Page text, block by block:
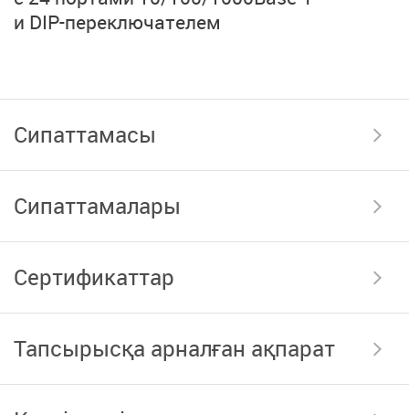
и DIP-переключателем
Сипаттамасы
Сипаттамалары
Сертификаттар
Тапсырысқа арналған ақпарат